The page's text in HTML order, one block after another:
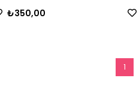
₺350,00
1